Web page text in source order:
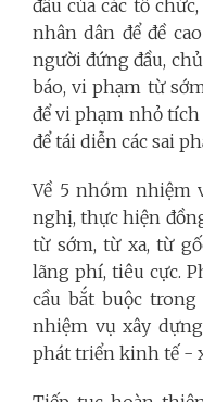
đấu của các tổ
nhân dân để đề
người đứng đầu,
báo, vi phạm từ
để vi phạm nhỏ
để tái diễn các sai
Về 5 nhóm nhiệm
nghị, thực hiện
từ sớm, từ xa, từ
lãng phí, tiêu cực.
cầu bắt buộc
nhiệm vụ xây
phát triển kinh tế -